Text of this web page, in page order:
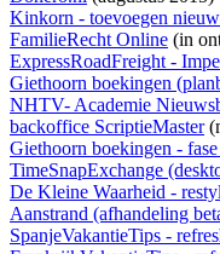
Kinkorn - toevoegen
FamilieRecht Online (in
ExpressRoadFreight -
Giethoorn boekingen
NHTV- Academie
backoffice ScriptieMaster
Giethoorn boekingen -
TimeSnapExchange
De Kleine Waarheid -
Aanstrand (afhandeling
SpanjeVakantieTips -